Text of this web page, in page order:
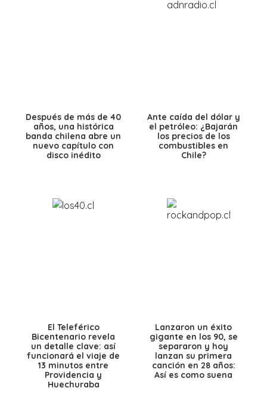
Después de más de 40
años, una histórica
banda chilena abre un
nuevo capítulo con
disco inédito
Ante caída del dólar y
el petróleo: ¿Bajarán
los precios de los
combustibles en
Chile?
El Teleférico
Bicentenario revela
un detalle clave: así
funcionará el viaje de
13 minutos entre
Providencia y
Huechuraba
Lanzaron un éxito
gigante en los 90, se
separaron y hoy
lanzan su primera
canción en 28 años:
Así es como suena